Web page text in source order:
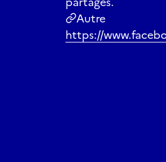
Autre
https://